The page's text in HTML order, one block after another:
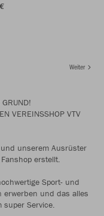
Weiter
VEREINSSHOP VTV
und unserem Ausrüster
erstellt.
Sport- und
erwerben und das alles
super Service.